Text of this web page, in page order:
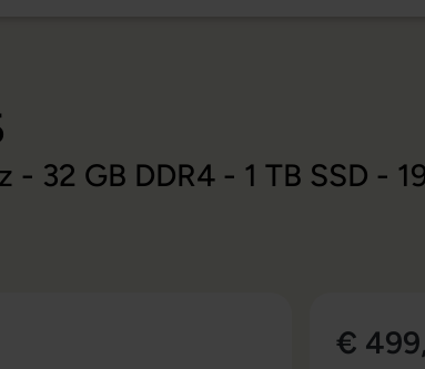
32 GB DDR4 - 1 TB SSD -
€